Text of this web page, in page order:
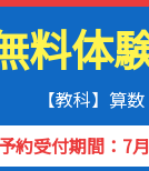
料体
【教科】算
予約受付期間：7